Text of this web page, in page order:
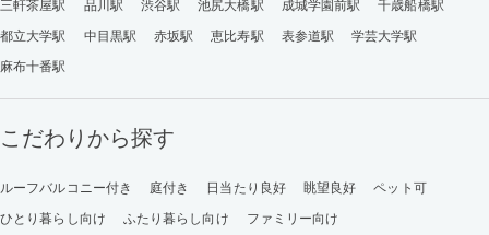
三軒茶屋駅 品川駅 渋谷駅 池尻大橋駅 成城学園前駅
千歳船橋駅
都立大学駅
中目黒駅 赤坂駅 恵比寿駅 表参道駅
学芸大学駅
麻布十番駅
こだわりから探す
ルーフバルコニー付き 庭付き 日当たり良好 眺望良好
ペット可
ひとり暮らし向け
ふたり暮らし向け ファミリー向け